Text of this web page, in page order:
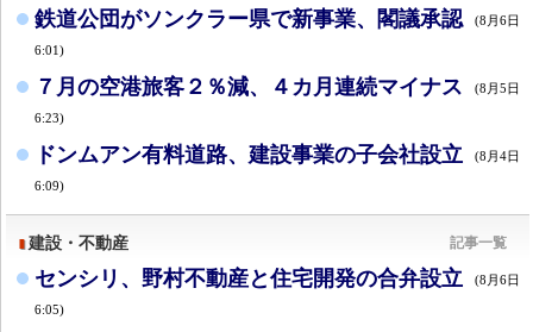
鉄道公団がソンクラー県で新事業、閣議承認 (8月6日
6:01)
７月の空港旅客２％減、４カ月連続マイナス (8月5日
6:23)
ドンムアン有料道路、建設事業の子会社設立 (8月4日
6:09)
建設・不動産 記事一覧
センシリ、野村不動産と住宅開発の合弁設立 (8月6日
6:05)